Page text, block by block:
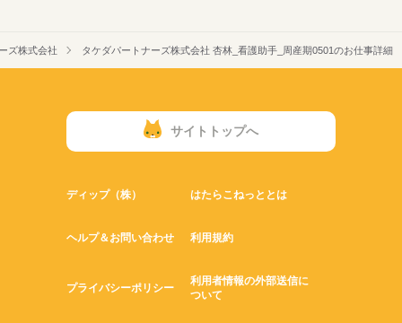
ズ株式会社 タケダパートナーズ株式会社 杏林_看護助手_周産期0501のお仕事詳細
サイトトップへ
ディップ（株） はたらこねっととは
ヘルプ＆お問い合わせ 利用規約
プライバシーポリシー
利用者情報の外部送信に
ついて